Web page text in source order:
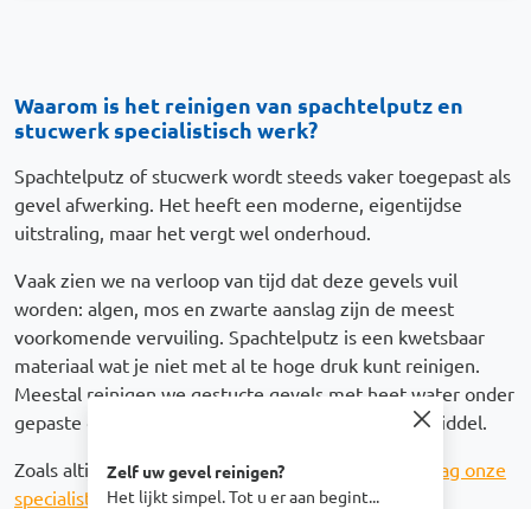
Zelf uw gevel reinigen?
Het lijkt simpel. Tot u er aan begint...
Waarom is het reinigen van spachtelputz en
stucwerk specialistisch werk?
Spachtelputz of stucwerk wordt steeds vaker toegepast als
gevel afwerking. Het heeft een moderne, eigentijdse
uitstraling, maar het vergt wel onderhoud.
Vaak zien we na verloop van tijd dat deze gevels vuil
worden: algen, mos en zwarte aanslag zijn de meest
voorkomende vervuiling. Spachtelputz is een kwetsbaar
materiaal wat je niet met al te hoge druk kunt reinigen.
Meestal reinigen we gestucte gevels met heet water onder
gepaste druk (geen hoge druk) en een reinigingsmiddel.
Zoals altijd is de optimale oplossing maatwerk.
Vraag onze
specialisten vrijblijvend om advies op maatof lees